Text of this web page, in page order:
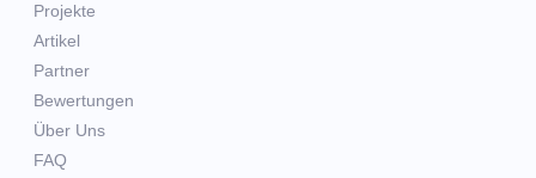
Projekte
Artikel
Partner
Bewertungen
Über Uns
FAQ